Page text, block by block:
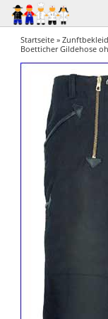
Startseite »
Boetticher Gildehose